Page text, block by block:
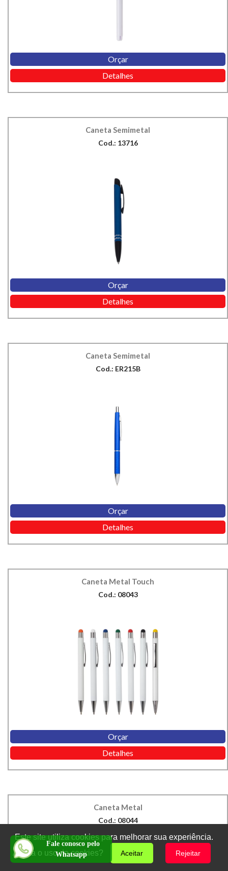
Orçar
Detalhes
Caneta Semimetal
Cod.: 13716
Orçar
Detalhes
Caneta Semimetal
Cod.: ER215B
Orçar
Detalhes
Caneta Metal Touch
Cod.: 08043
Orçar
Detalhes
Caneta Metal
Cod.: 08044
Fale conosco pelo
Whatsapp
Este site utiliza cookies para melhorar sua experiência.
Aceita o uso de cookies?
Aceitar Rejeitar